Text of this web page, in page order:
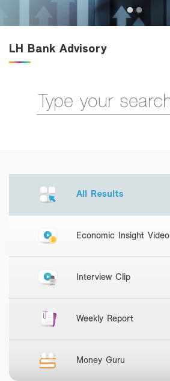
Family Banking
LH Bank Advisory
All Results
Economic Insight Video
Interview Clip
Weekly Report
Money Guru